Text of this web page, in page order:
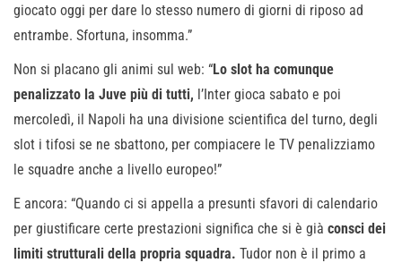
giocato oggi per dare lo stesso numero di giorni di riposo ad
entrambe. Sfortuna, insomma.”
Non si placano gli animi sul web: “Lo slot ha comunque
penalizzato la Juve più di tutti, l’Inter gioca sabato e poi
mercoledì, il Napoli ha una divisione scientifica del turno, degli
slot i tifosi se ne sbattono, per compiacere le TV penalizziamo
le squadre anche a livello europeo!”
E ancora: “Quando ci si appella a presunti sfavori di calendario
per giustificare certe prestazioni significa che si è già consci dei
limiti strutturali della propria squadra. Tudor non è il primo a